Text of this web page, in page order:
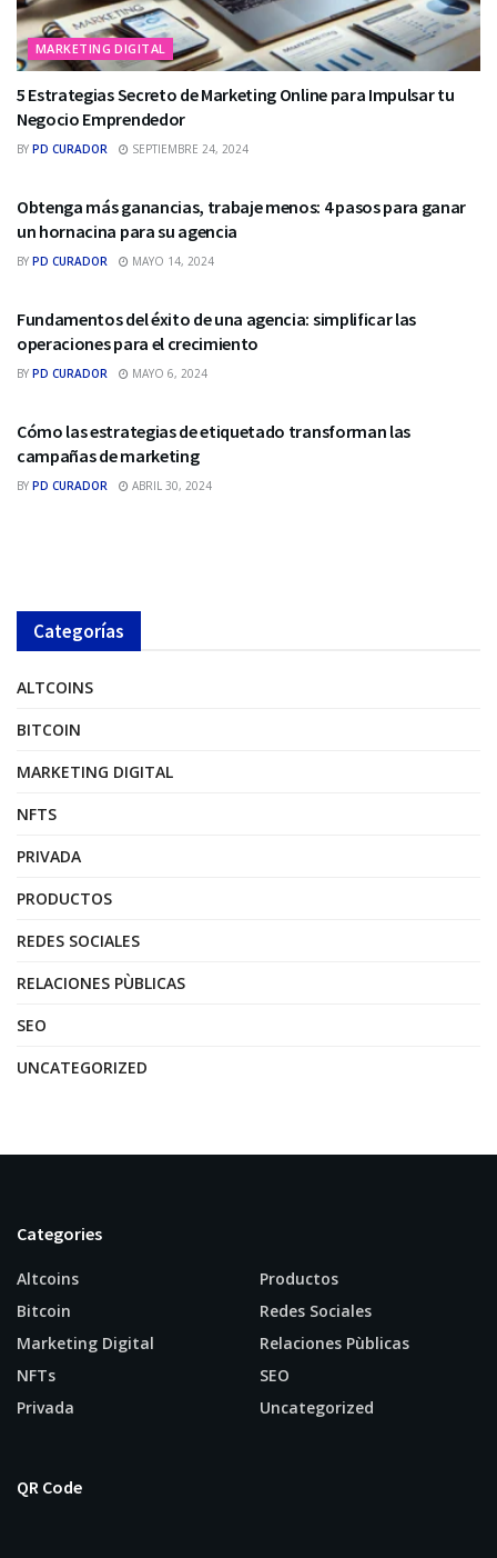
MARKETING DIGITAL
5 Estrategias Secreto de Marketing Online para Impulsar tu
Negocio Emprendedor
BY PD CURADOR SEPTIEMBRE 24, 2024
Obtenga más ganancias, trabaje menos: 4 pasos para ganar
un hornacina para su agencia
BY PD CURADOR MAYO 14, 2024
Fundamentos del éxito de una agencia: simplificar las
operaciones para el crecimiento
BY PD CURADOR MAYO 6, 2024
Cómo las estrategias de etiquetado transforman las
campañas de marketing
BY PD CURADOR ABRIL 30, 2024
Categorías
ALTCOINS
BITCOIN
MARKETING DIGITAL
NFTS
PRIVADA
PRODUCTOS
REDES SOCIALES
RELACIONES PÙBLICAS
SEO
UNCATEGORIZED
Categories
Altcoins
Bitcoin
Marketing Digital
NFTs
Privada
Productos
Redes Sociales
Relaciones Pùblicas
SEO
Uncategorized
QR Code